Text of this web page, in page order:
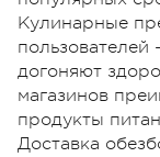
Кулинарные
пользователей
догоняют
магазинов
продукты
Доставка